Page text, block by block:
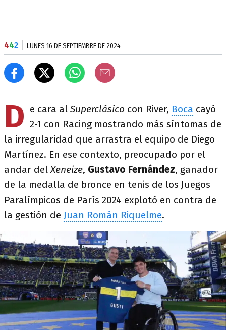
442 LUNES 16 DE SEPTIEMBRE DE 2024
D e cara al Superclásico con River, Boca cayó
2-1 con Racing mostrando más síntomas de
la irregularidad que arrastra el equipo de Diego
Martínez. En ese contexto, preocupado por el
andar delXeneize, Gustavo Fernández, ganador
de la medalla de bronce en tenis de los Juegos
Paralímpicos de París 2024 explotó en contra de
la gestión de Juan Román Riquelme.